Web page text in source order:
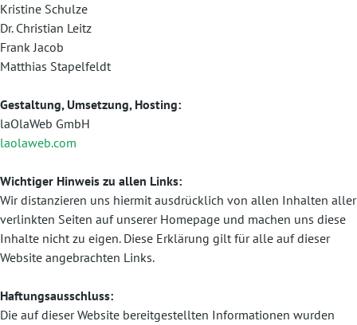
Kristine Schulze
Dr. Christian Leitz
Frank Jacob
Matthias Stapelfeldt
Gestaltung, Umsetzung, Hosting:
laOlaWeb GmbH
laolaweb.com
Wichtiger Hinweis zu allen Links:
Wir distanzieren uns hiermit ausdrücklich von allen Inhalten aller
verlinkten Seiten auf unserer Homepage und machen uns diese
Inhalte nicht zu eigen. Diese Erklärung gilt für alle auf dieser
Website angebrachten Links.
Haftungsausschluss:
Die auf dieser Website bereitgestellten Informationen wurden